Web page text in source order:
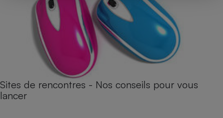
Sites de rencontres - Nos conseils pour vous
lancer